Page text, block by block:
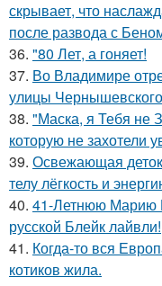
скрывает, что
после развода с
36. "80 Лет, а гоняет!
37. Во Владимире
улицы
38. "Маска, я Тебя не
которую не захотели
39. Освежающая
телу лёгкость и
40. 41-Летнюю Марию
русской Блейк лайвли!
41. Когда-то вся
котиков жила.